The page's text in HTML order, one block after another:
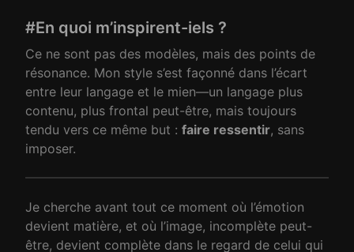
#En quoi m’inspirent-iels ?
Ce ne sont pas des modèles, mais des points de
résonance. Mon style s’est façonné dans l’écart
entre leur langage et le mien—un langage plus
contenu, plus frontal peut-être, mais toujours
tendu vers ce même but : faire ressentir, sans
imposer.
Je cherche avant tout ce moment où l’émotion
devient matière, et où l’image, incomplète peut-
être, devient complète dans le regard de celui qui